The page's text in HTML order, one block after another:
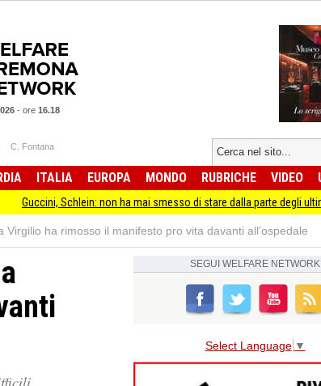
- ore 16.18
C. Fontana
ITALIA EUROPA MONDO RUBRICHE VIDEO
Schlein: non ha mai smesso di stare dalla parte degli ultimi
Virgilio ha rimosso il manifesto pro vita davanti all’ospedale
SEGUI WELFARE NETWORK
Select Language ▼